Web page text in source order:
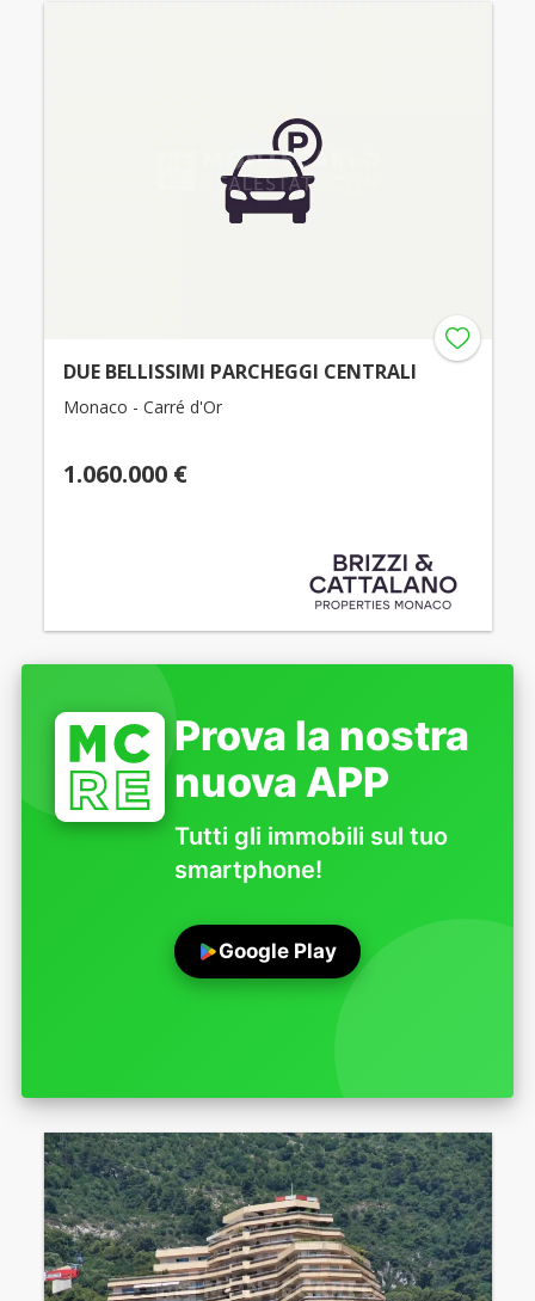
DUE BELLISSIMI PARCHEGGI CENTRALI
Monaco - Carré d'Or
1.060.000 €
Prova la nostra
nuova APP
Tutti gli immobili sul tuo
smartphone!
Google Play